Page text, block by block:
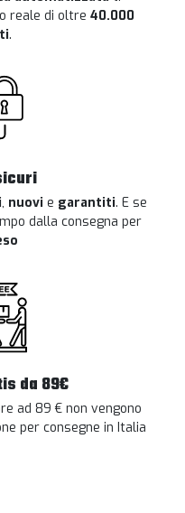
reale di oltre 40.000
.
, nuovi e garantiti. E se
dalla consegna per
da 89€
ad 89 € non vengono
per consegne in Italia